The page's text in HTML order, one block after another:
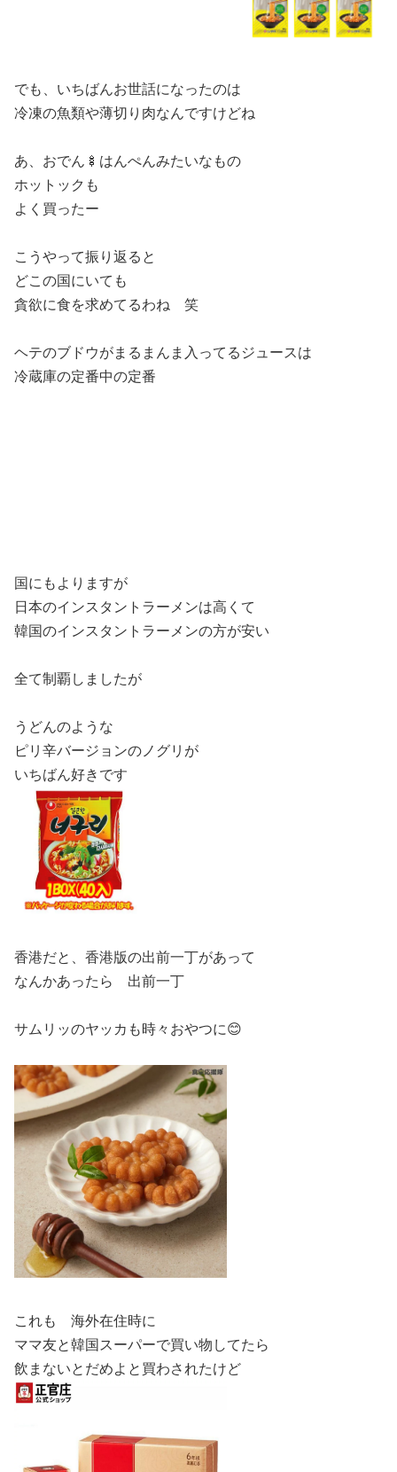
でも、いちばんお世話になったのは
冷凍の魚類や薄切り肉なんですけどね
あ、おでん🍢はんぺんみたいなもの
ホットックも
よく買ったー
こうやって振り返ると
どこの国にいても
貪欲に食を求めてるわね 笑
ヘテのブドウがまるまんま入ってるジュースは
冷蔵庫の定番中の定番
国にもよりますが
日本のインスタントラーメンは高くて
韓国のインスタントラーメンの方が安い
全て制覇しましたが
うどんのような
ピリ辛バージョンのノグリが
いちばん好きです
香港だと、香港版の出前一丁があって
なんかあったら 出前一丁
サムリッのヤッカも時々おやつに😊
これも 海外在住時に
ママ友と韓国スーパーで買い物してたら
飲まないとだめよと買わされたけど